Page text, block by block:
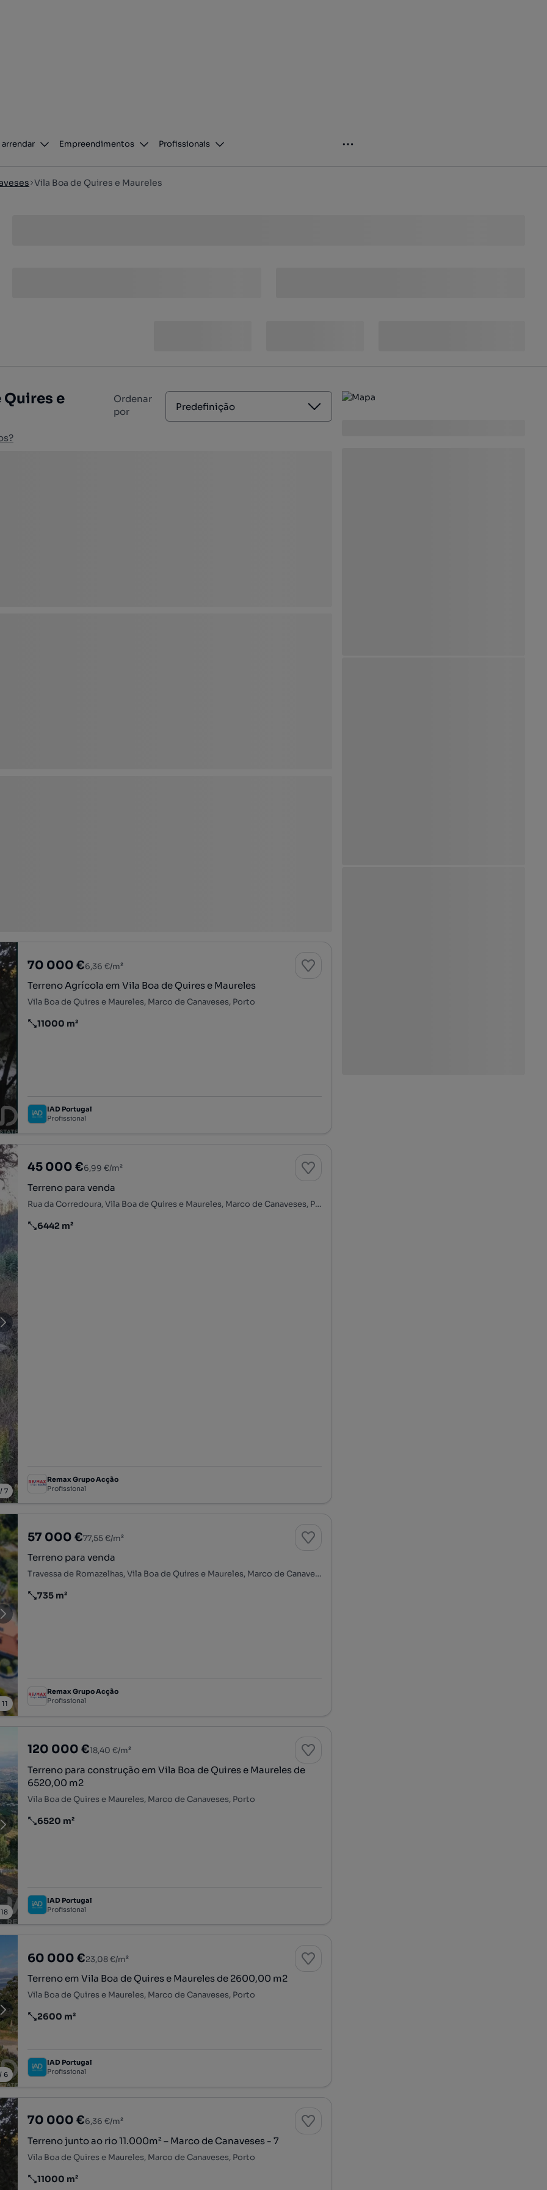
arrendar Empreendimentos Profissionais
Vila Boa de Quires e Maureles
Quires e
Ordenar
por
Predefinição
70 000 €6,36 €/m²
Terreno Agrícola em Vila Boa de Quires e Maureles
Vila Boa de Quires e Maureles, Marco de Canaveses, Porto
Preço por metro quadrado
11000 m²
IAD Portugal
Profissional
7
45 000 €6,99 €/m²
Terreno para venda
Rua da Corredoura, Vila Boa de Quires e Maureles, Marco de Canaveses, Porto
Preço por metro quadrado
6442 m²
Remax Grupo Acção
Profissional
11
57 000 €77,55 €/m²
Terreno para venda
Travessa de Romazelhas, Vila Boa de Quires e Maureles, Marco de Canaveses, Porto
Preço por metro quadrado
735 m²
Remax Grupo Acção
Profissional
18
120 000 €18,40 €/m²
Terreno para construção em Vila Boa de Quires e Maureles de
6520,00 m2
Vila Boa de Quires e Maureles, Marco de Canaveses, Porto
Preço por metro quadrado
6520 m²
IAD Portugal
Profissional
6
60 000 €23,08 €/m²
Terreno em Vila Boa de Quires e Maureles de 2600,00 m2
Vila Boa de Quires e Maureles, Marco de Canaveses, Porto
Preço por metro quadrado
2600 m²
IAD Portugal
Profissional
70 000 €6,36 €/m²
Terreno junto ao rio 11.000m² – Marco de Canaveses - 7
Vila Boa de Quires e Maureles, Marco de Canaveses, Porto
Preço por metro quadrado
11000 m²